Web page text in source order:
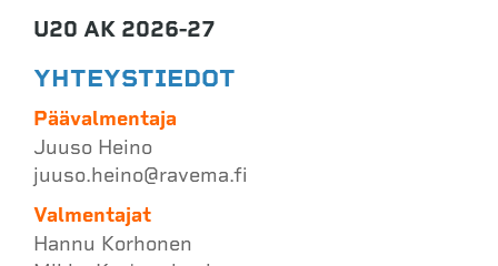
U20 AK 2026-27
YHTEYSTIEDOT
Päävalmentaja
Juuso Heino
​​​​​​​juuso.heino@ravema.fi
Valmentajat
Hannu Korhonen